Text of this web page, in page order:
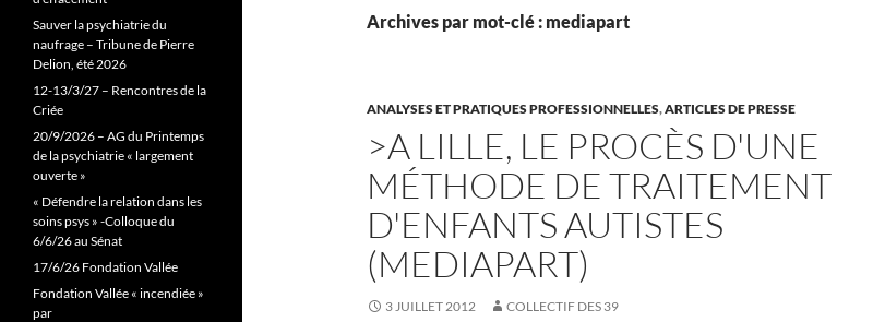
Archives par mot-clé : mediapart
ANALYSES ET PRATIQUES PROFESSIONNELLES,ARTICLES DE PRESSE
>A LILLE, LE PROCÈS D'UNE
MÉTHODE DE TRAITEMENT
D'ENFANTS AUTISTES
(MEDIAPART)
3 JUILLET 2012 COLLECTIF DES 39
Sauver la psychiatrie du
naufrage – Tribune de Pierre
Delion, été 2026
12-13/3/27 – Rencontres de la
Criée
20/9/2026 – AG du Printemps
de la psychiatrie « largement
ouverte »
« Défendre la relation dans les
soins psys » -Colloque du
6/6/26 au Sénat
17/6/26 Fondation Vallée
Fondation Vallée « incendiée »
par